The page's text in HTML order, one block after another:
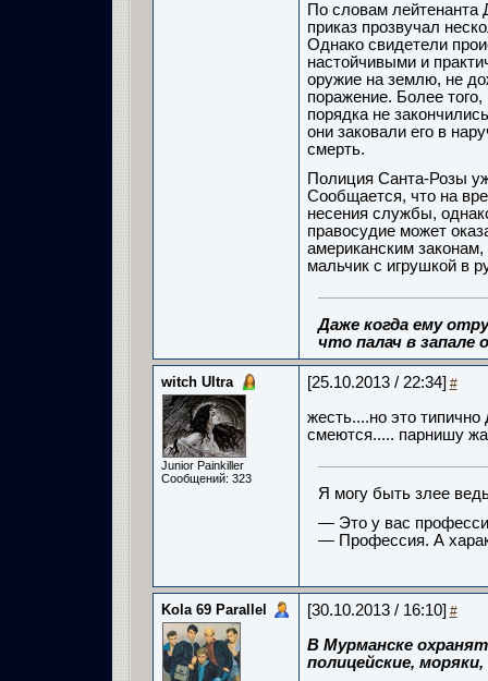
По словам лейтенанта
приказ прозвучал
Однако свидетели
настойчивыми и
оружие на землю, не
поражение. Более
порядка не
они заковали его в
смерть.
Полиция Санта-Розы
Сообщается, что на
несения службы,
правосудие может
американским
мальчик с игрушкой в
Даже когда ему
что палач в запале
witch Ultra
Junior Painkiller
Сообщений: 323
[25.10.2013 / 22:34] #
жесть....но это
смеются..... парнишу
Я могу быть злее
— Это у вас
— Профессия. А
Kola 69 Parallel [30.10.2013 / 16:10] #
В Мурманске
полицейские,